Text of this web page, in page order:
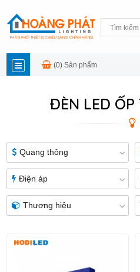
PHẨM
(0)Sản phẩm
ĐÈN LED
Quang thông
Điện áp
Thương hiệu